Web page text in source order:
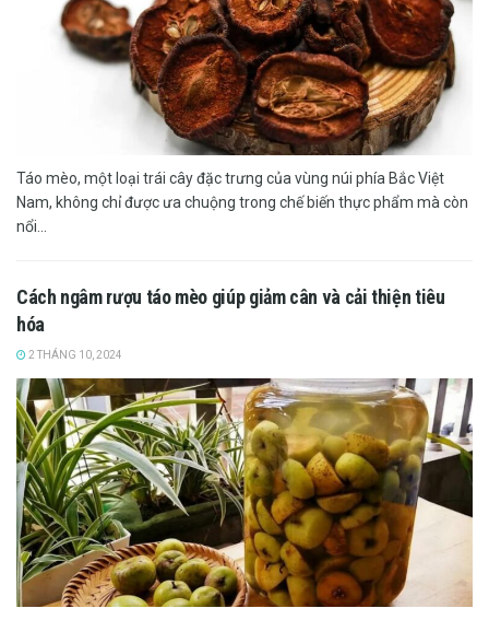
Táo mèo, một loại trái cây đặc trưng của vùng núi phía Bắc Việt
Nam, không chỉ được ưa chuộng trong chế biến thực phẩm mà còn
nổi...
Cách ngâm rượu táo mèo giúp giảm cân và cải thiện tiêu
hóa
2 THÁNG 10, 2024